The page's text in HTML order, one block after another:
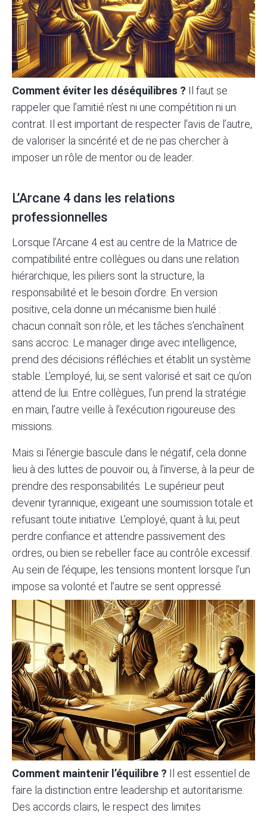
Comment éviter les déséquilibres ? Il faut se
rappeler que l’amitié n’est ni une compétition ni un
contrat. Il est important de respecter l’avis de l’autre,
de valoriser la sincérité et de ne pas chercher à
imposer un rôle de mentor ou de leader.
L’Arcane 4 dans les relations
professionnelles
Lorsque l’Arcane 4 est au centre de la Matrice de
compatibilité entre collègues ou dans une relation
hiérarchique, les piliers sont la structure, la
responsabilité et le besoin d’ordre. En version
positive, cela donne un mécanisme bien huilé :
chacun connaît son rôle, et les tâches s’enchaînent
sans accroc. Le manager dirige avec intelligence,
prend des décisions réfléchies et établit un système
stable. L’employé, lui, se sent valorisé et sait ce qu’on
attend de lui. Entre collègues, l’un prend la stratégie
en main, l’autre veille à l’exécution rigoureuse des
missions.
Mais si l’énergie bascule dans le négatif, cela donne
lieu à des luttes de pouvoir ou, à l’inverse, à la peur de
prendre des responsabilités. Le supérieur peut
devenir tyrannique, exigeant une soumission totale et
refusant toute initiative. L’employé, quant à lui, peut
perdre confiance et attendre passivement des
ordres, ou bien se rebeller face au contrôle excessif.
Au sein de l’équipe, les tensions montent lorsque l’un
impose sa volonté et l’autre se sent oppressé.
Comment maintenir l’équilibre ? Il est essentiel de
faire la distinction entre leadership et autoritarisme.
Des accords clairs, le respect des limites